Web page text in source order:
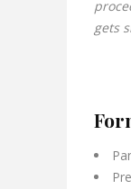
gets